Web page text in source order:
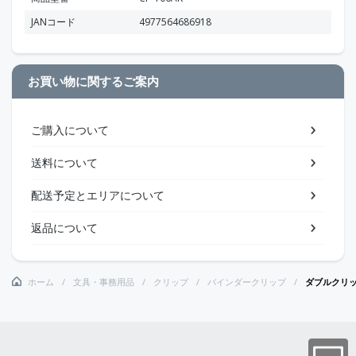
JANコード
4977564686918
お買い物に関するご案内
ご購入について
送料について
配送予定とエリアについて
返品について
ホーム 文具・事務用品 クリップ バインダークリップ ダブルク